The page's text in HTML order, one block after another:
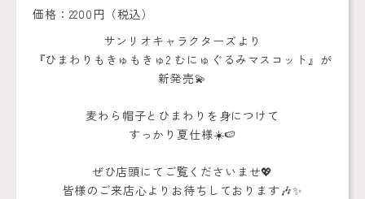
価格：2200円（税込）
サンリオキャラクターズより
『ひまわりもきゅもきゅ2 むにゅぐるみマスコット』が
新発売💫
麦わら帽子とひまわりを身につけて
すっかり夏仕様☀️🍉
ぜひ店頭にてご覧くださいませ💖
皆様のご来店心よりお待ちしております🎶✨